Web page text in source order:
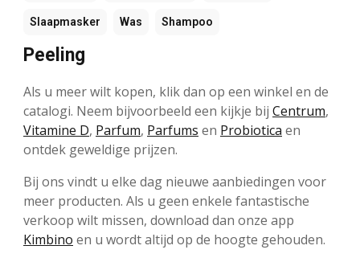
Slaapmasker Was Shampoo
Peeling
Als u meer wilt kopen, klik dan op een winkel en de
catalogi. Neem bijvoorbeeld een kijkje bij Centrum,
Vitamine D, Parfum, Parfums en Probiotica en
ontdek geweldige prijzen.
Bij ons vindt u elke dag nieuwe aanbiedingen voor
meer producten. Als u geen enkele fantastische
verkoop wilt missen, download dan onze app
Kimbino en u wordt altijd op de hoogte gehouden.